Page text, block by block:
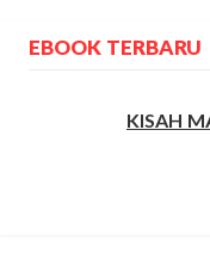
EBOOK TERBARU
KISAH